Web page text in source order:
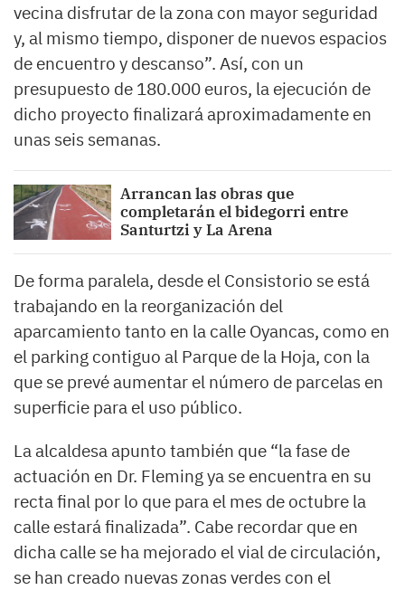
vecina disfrutar de la zona con mayor seguridad
y, al mismo tiempo, disponer de nuevos espacios
de encuentro y descanso”. Así, con un
presupuesto de 180.000 euros, la ejecución de
dicho proyecto finalizará aproximadamente en
unas seis semanas.
Arrancan las obras que
completarán el bidegorri entre
Santurtzi y La Arena
De forma paralela, desde el Consistorio se está
trabajando en la reorganización del
aparcamiento tanto en la calle Oyancas, como en
el parking contiguo al Parque de la Hoja, con la
que se prevé aumentar el número de parcelas en
superficie para el uso público.
La alcaldesa apunto también que “la fase de
actuación en Dr. Fleming ya se encuentra en su
recta final por lo que para el mes de octubre la
calle estará finalizada”. Cabe recordar que en
dicha calle se ha mejorado el vial de circulación,
se han creado nuevas zonas verdes con el